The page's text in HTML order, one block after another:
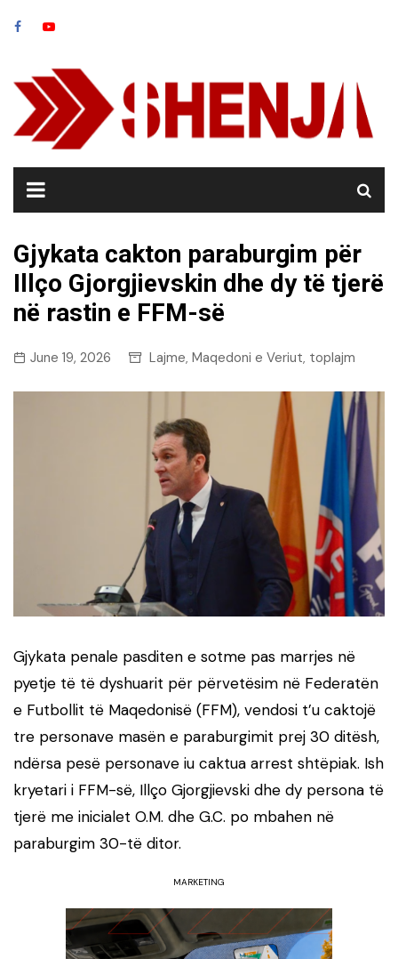
Gjykata cakton paraburgim për
Illço Gjorgjievskin dhe dy të tjerë
në rastin e FFM-së
June 19, 2026 Lajme, Maqedoni e Veriut, toplajm
Gjykata penale pasditen e sotme pas marrjes në
pyetje të të dyshuarit për përvetësim në Federatën
e Futbollit të Maqedonisë (FFM), vendosi t’u caktojë
tre personave masën e paraburgimit prej 30 ditësh,
ndërsa pesë personave iu caktua arrest shtëpiak. Ish
kryetari i FFM-së, Illço Gjorgjievski dhe dy persona të
tjerë me inicialet O.M. dhe G.C. po mbahen në
paraburgim 30-të ditor.
MARKETING